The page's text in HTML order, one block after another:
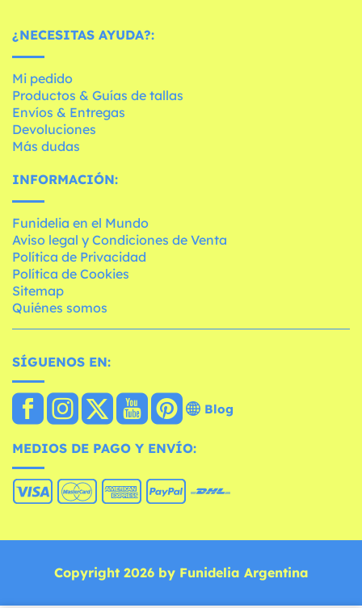
¿NECESITAS AYUDA?:
Mi pedido
Productos & Guías de tallas
Envíos & Entregas
Devoluciones
Más dudas
INFORMACIÓN:
Funidelia en el Mundo
Aviso legal y Condiciones de Venta
Política de Privacidad
Política de Cookies
Sitemap
Quiénes somos
SÍGUENOS EN:
Blog
MEDIOS DE PAGO Y ENVÍO:
Copyright 2026 by Funidelia Argentina